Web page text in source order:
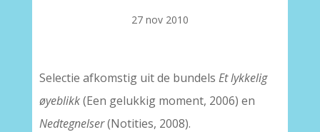
27 nov 2010
Selectie afkomstig uit de bundels Et lykkelig
øyeblikk(Een gelukkig moment, 2006) en
Nedtegnelser(Notities, 2008).